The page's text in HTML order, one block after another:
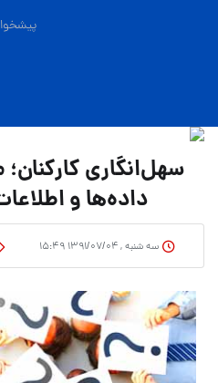
سهل‌انگاری
داده‌ها و
سه شنبه , ۱۳۹۱/۰۷/۰۴ ۱۵:۴۹